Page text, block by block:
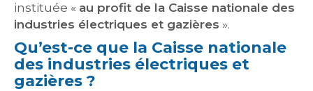
instituée « au profit de la Caisse nationale des
industries électriques et gazières ».
Qu’est-ce que la Caisse nationale
des industries électriques et
gazières ?